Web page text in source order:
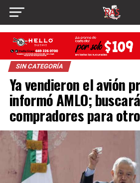
SIN CATEGORÍA
Ya vendieron el avión
informó AMLO;
compradores para